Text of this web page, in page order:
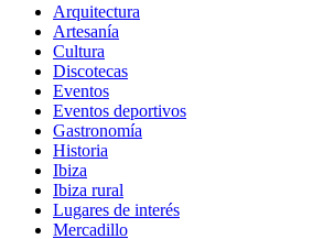
Arquitectura
Artesanía
Cultura
Discotecas
Eventos
Eventos deportivos
Gastronomía
Historia
Ibiza
Ibiza rural
Lugares de interés
Mercadillo